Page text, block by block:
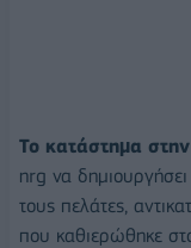
Το κατάστημα
nrg να δημιουργήσει
τους πελάτες,
που καθιερώθηκε